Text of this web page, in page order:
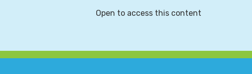
Open to access this content